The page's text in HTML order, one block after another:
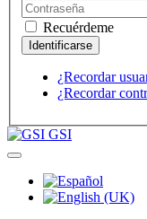
Recuérdeme
¿Recordar
¿Recordar
GSI